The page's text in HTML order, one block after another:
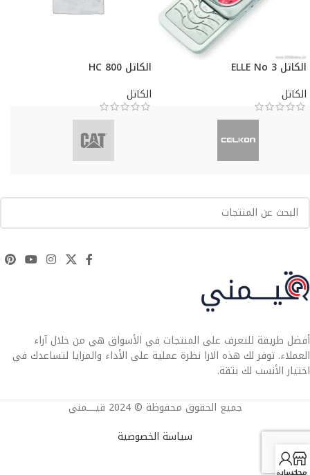
الكاتل ELLE No 3
الكاتل
الكاتل HC 800
الكاتل
أفضل طريقة للتعرف على المنتجات في الأسواق هي من خلال آراء
العملاء. توفر لك هذه الارا نظرة عملية على الأداء والمزايا لتساعدك في
اختيار الأنسب لك بثقة.
جميع الحقوق محفوظة © 2024 قيــــمني
سياسة الخصوصية